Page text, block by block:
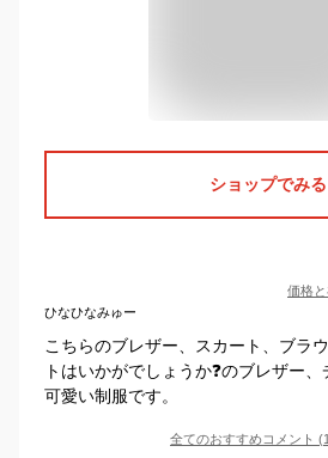
ショップでみる
価格
ひなひなみゅー
こちらのブレザー、スカート、ブラ
トはいかがでしょうか❓のブレザー
可愛い制服です。
全てのおすすめコメント (1